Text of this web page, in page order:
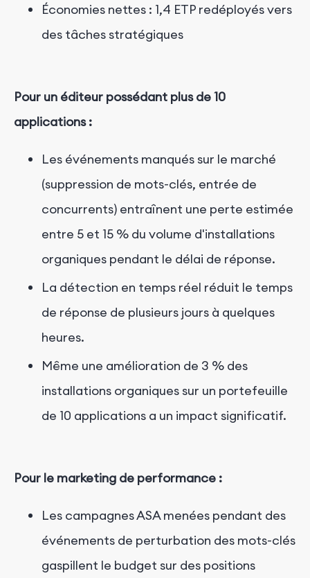
Économies nettes : 1,4 ETP redéployés vers
des tâches stratégiques
Pour un éditeur possédant plus de 10
applications :
Les événements manqués sur le marché
(suppression de mots-clés, entrée de
concurrents) entraînent une perte estimée
entre 5 et 15 % du volume d'installations
organiques pendant le délai de réponse.
La détection en temps réel réduit le temps
de réponse de plusieurs jours à quelques
heures.
Même une amélioration de 3 % des
installations organiques sur un portefeuille
de 10 applications a un impact significatif.
Pour le marketing de performance :
Les campagnes ASA menées pendant des
événements de perturbation des mots-clés
gaspillent le budget sur des positions